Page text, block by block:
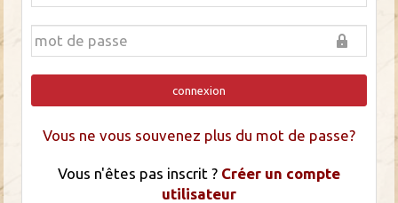
connexion
Vous ne vous souvenez plus du mot de passe?
Vous n'êtes pas inscrit ? Créer un compte
utilisateur